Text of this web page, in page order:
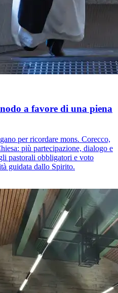
a favore di una piena
per ricordare mons. Corecco,
più partecipazione, dialogo e
pastorali obbligatori e voto
guidata dallo Spirito.